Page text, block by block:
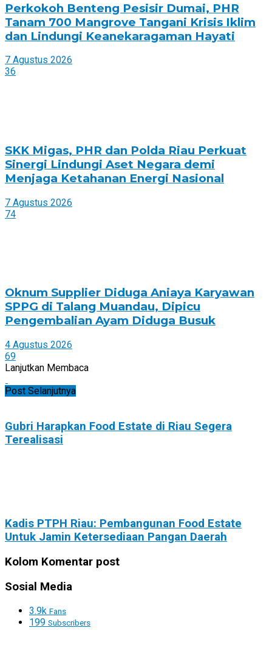
Perkokoh Benteng Pesisir Dumai, PHR
Tanam 700 Mangrove Tangani Krisis Iklim
dan Lindungi Keanekaragaman Hayati
7 Agustus 2026
36
SKK Migas, PHR dan Polda Riau Perkuat
Sinergi Lindungi Aset Negara demi
Menjaga Ketahanan Energi Nasional
7 Agustus 2026
74
Oknum Supplier Diduga Aniaya Karyawan
SPPG di Talang Muandau, Dipicu
Pengembalian Ayam Diduga Busuk
4 Agustus 2026
69
Lanjutkan Membaca
Post Selanjutnya
Gubri Harapkan Food Estate di Riau Segera
Terealisasi
Kadis PTPH Riau: Pembangunan Food Estate
Untuk Jamin Ketersediaan Pangan Daerah
Kolom Komentar post
Sosial Media
3.9k Fans
199 Subscribers